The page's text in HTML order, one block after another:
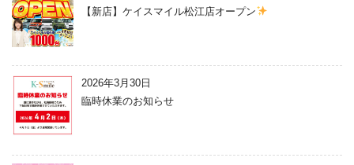
【新店】ケイスマイル松江店オープン
2026年3月30日
臨時休業のお知らせ